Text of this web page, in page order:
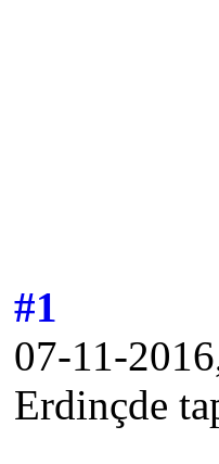
#1
07-11-
Erdinçde